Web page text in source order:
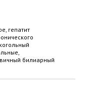
гепатит
билиарный